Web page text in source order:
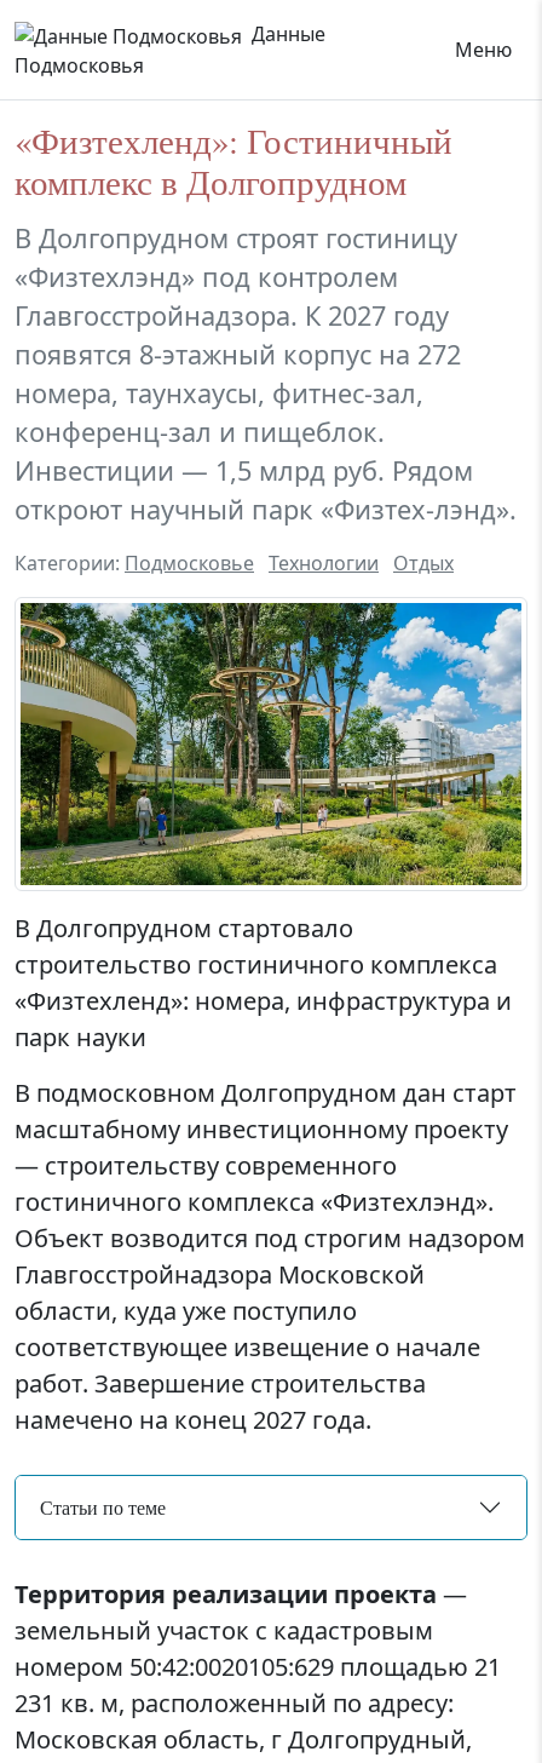
Данные
Подмосковья
Меню
«Физтехленд»: Гостиничный
комплекс в Долгопрудном
В Долгопрудном строят гостиницу
«Физтехлэнд» под контролем
Главгосстройнадзора. К 2027 году
появятся 8-этажный корпус на 272
номера, таунхаусы, фитнес-зал,
конференц-зал и пищеблок.
Инвестиции — 1,5 млрд руб. Рядом
откроют научный парк «Физтех-лэнд».
Категории: Подмосковье Технологии Отдых
В Долгопрудном стартовало
строительство гостиничного комплекса
«Физтехленд»: номера, инфраструктура и
парк науки
В подмосковном Долгопрудном дан старт
масштабному инвестиционному проекту
— строительству современного
гостиничного комплекса «Физтехлэнд».
Объект возводится под строгим надзором
Главгосстройнадзора Московской
области, куда уже поступило
соответствующее извещение о начале
работ. Завершение строительства
намечено на конец 2027 года.
Статьи по теме
Территория реализации проекта —
земельный участок с кадастровым
номером 50:42:0020105:629 площадью 21
231 кв. м, расположенный по адресу:
Московская область, г Долгопрудный,